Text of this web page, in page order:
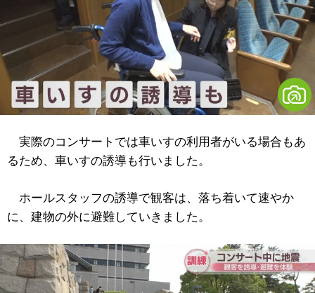
実際のコンサートでは車いすの利用者がいる場合もあ
るため、車いすの誘導も行いました。
ホールスタッフの誘導で観客は、落ち着いて速やか
に、建物の外に避難していきました。